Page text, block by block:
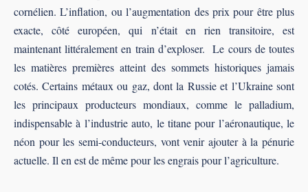
cornélien. L’inflation, ou l’augmentation des prix pour être plus
exacte, côté européen, qui n’était en rien transitoire, est
maintenant littéralement en train d’exploser. Le cours de toutes
les matières premières atteint des sommets historiques jamais
cotés. Certains métaux ou gaz, dont la Russie et l’Ukraine sont
les principaux producteurs mondiaux, comme le palladium,
indispensable à l’industrie auto, le titane pour l’aéronautique, le
néon pour les semi-conducteurs, vont venir ajouter à la pénurie
actuelle. Il en est de même pour les engrais pour l’agriculture.